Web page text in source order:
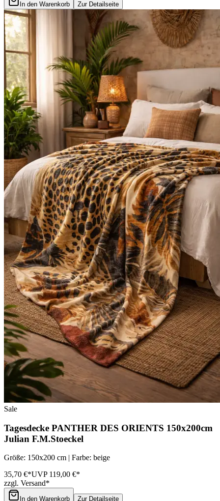
In den Warenkorb Zur Detailseite
Sale
Tagesdecke PANTHER DES ORIENTS 150x200cm
Julian F.M.Stoeckel
Größe: 150x200 cm | Farbe: beige
35,70 €*UVP 119,00 €*
zzgl. Versand*
In den Warenkorb Zur Detailseite